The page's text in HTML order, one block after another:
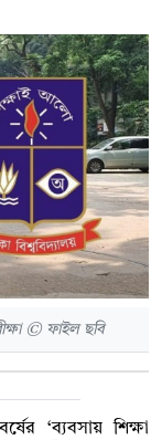
© ফাইল ছবি
‘ব্যবসায় শিক্ষা